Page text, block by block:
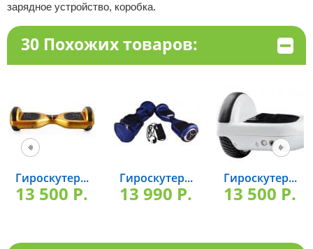
зарядное устройство, коробка.
30 Похожих товаров:
Гироскутер...
13 500 P.
Гироскутер...
13 990 P.
Гироскутер...
13 500 P.